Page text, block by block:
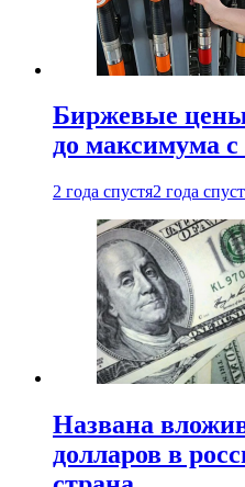
Биржевые
до максимума с
2 года спустя2 года
Названа
долларов в